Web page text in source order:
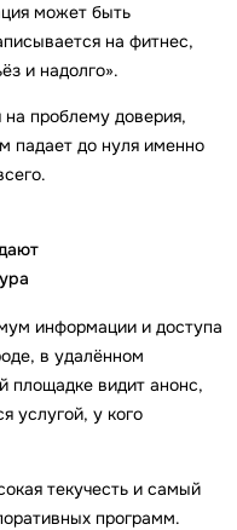
может быть
на фитнес,
и надолго».
проблему доверия,
падает до нуля именно
информации и доступа
в удалённом
площадке видит анонс,
услугой, у кого
текучесть и самый
программ.